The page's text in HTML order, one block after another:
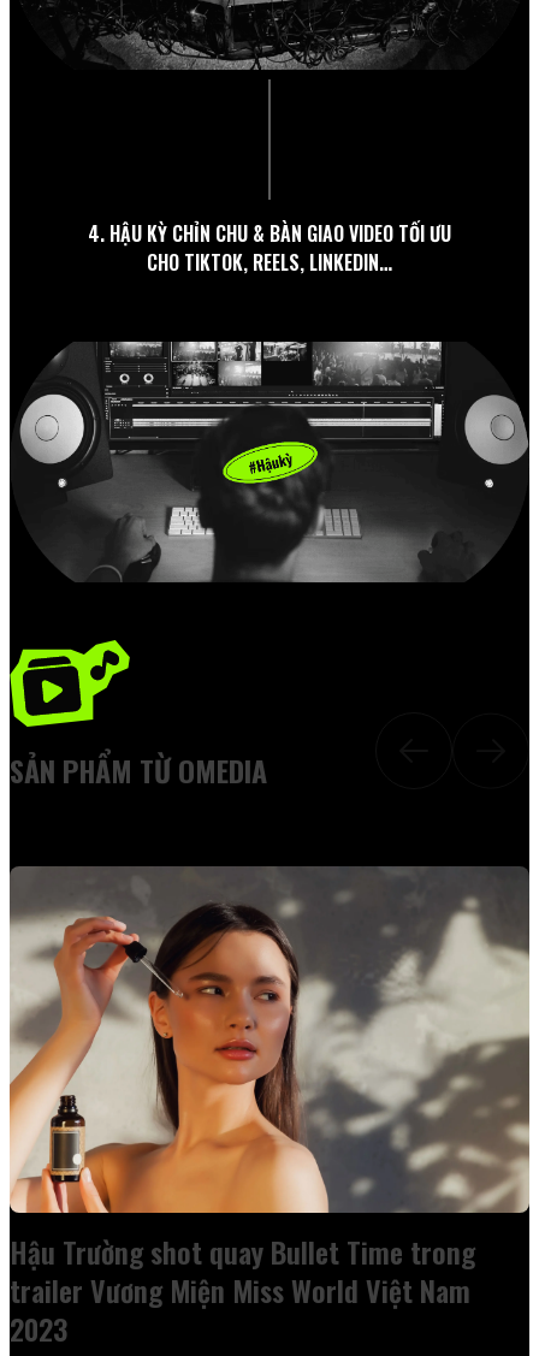
4. HẬU KỲ CHỈN CHU & BÀN GIAO VIDEO TỐI ƯU
CHO TIKTOK, REELS, LINKEDIN…
SẢN PHẨM TỪ OMEDIA
Hậu Trường shot quay Bullet Time trong
trailer Vương Miện Miss World Việt Nam
2023